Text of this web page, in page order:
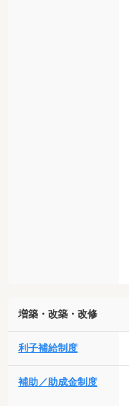
増築・改築・改修
利子補給制度
補助／助成金制度